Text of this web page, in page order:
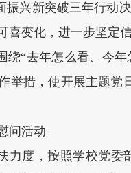
振兴新突破三年行动
喜变化，进一步坚定
绕“去年怎么看、今
举措，使开展主题
问活动
力度，按照学校党